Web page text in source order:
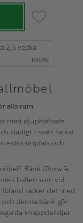
Lägg till i
2,5 vecka.
84089
alla rum
med djuphäftade
stadigt i svart lackat
extra sittplats och
Bänk Gloriaär
i hallen som vid
räcker det med
denna bänk gör
knappdetaljer.